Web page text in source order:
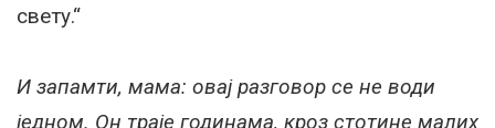
свету.“
И запамти, мама: овај разговор се не води
једном. Он траје годинама, кроз стотине малих